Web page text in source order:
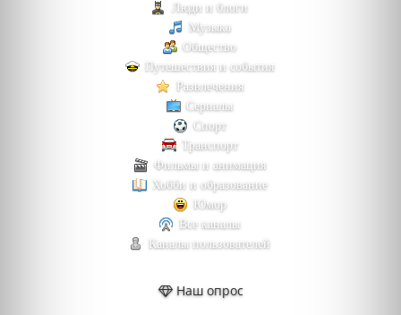
Люди и блоги
Музыка
Общество
Путешествия и события
Развлечения
Сериалы
Спорт
Транспорт
Фильмы и анимация
Хобби и образование
Юмор
Все каналы
Каналы пользователей
Наш опрос